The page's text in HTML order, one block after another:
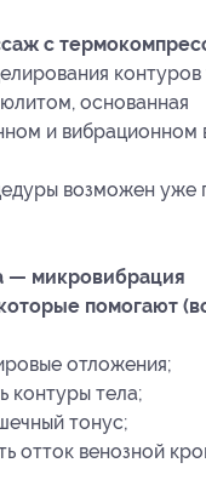
с
контуров
основанная
и вибрационном
возможен уже
— микровибрация
помогают
отложения;
контуры тела;
тонус;
отток венозной